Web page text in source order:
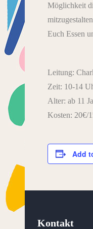
Möglichkeit
Euch Essen
Leitung:
Zeit: 10-14
Alter: ab 11
Kosten: 20€/
Add
Kontakt